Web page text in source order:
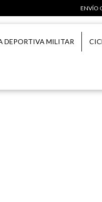
ENVÍO
DEPORTIVA MILITAR